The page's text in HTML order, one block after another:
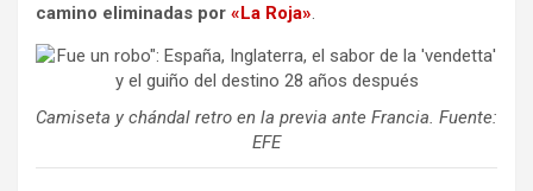
camino eliminadas por «La Roja».
Camiseta y chándal retro en la previa ante Francia. Fuente:
EFE